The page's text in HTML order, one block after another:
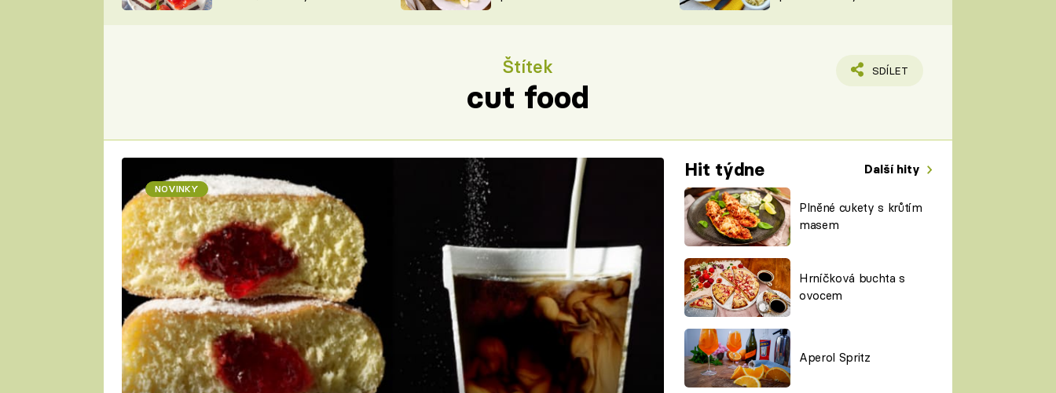
NA NÁKUPECH
ŠÉFREDAKTORKY
Štítek
cut food
SDÍLET
Hit týdne Další hity
Plněné cukety s krůtím
masem
Hrníčková buchta s
ovocem
Aperol Spritz
NOVINKY